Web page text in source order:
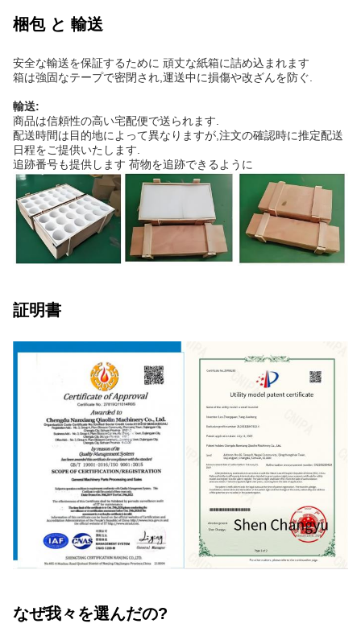
梱包 と 輸送
安全な輸送を保証するために 頑丈な紙箱に詰め込まれます
箱は強固なテープで密閉され,運送中に損傷や改ざんを防ぐ.
輸送:
商品は信頼性の高い宅配便で送られます.
配送時間は目的地によって異なりますが,注文の確認時に推定配送
日程をご提供いたします.
追跡番号も提供します 荷物を追跡できるように
証明書
なぜ我々を選んだの?